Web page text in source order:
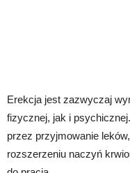
Erekcja jest zazwyczaj
fizycznej, jak i
przez przyjmowanie
rozszerzeniu naczyń